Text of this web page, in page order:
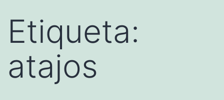
Etiqueta:
atajos